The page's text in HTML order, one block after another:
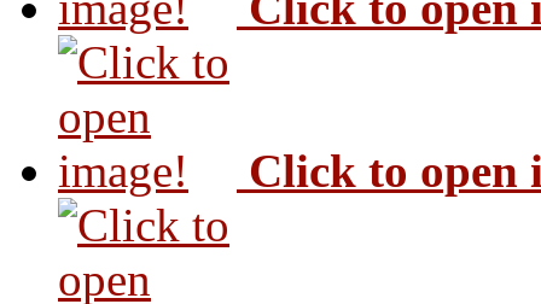
Click to open